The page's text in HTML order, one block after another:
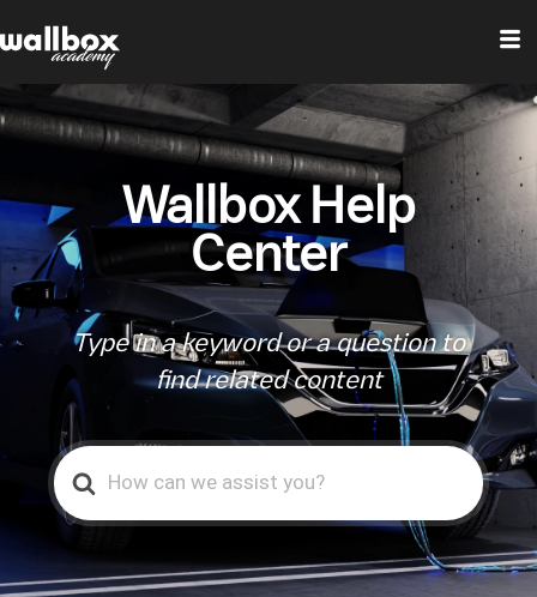
Wallbox Help
Center
Type in a keyword or a question to
find related content
Search
For